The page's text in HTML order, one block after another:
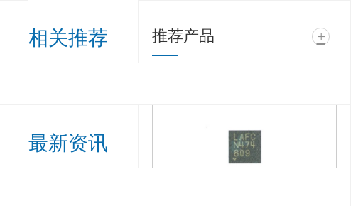
推荐产品 +
相关推荐
最新资讯